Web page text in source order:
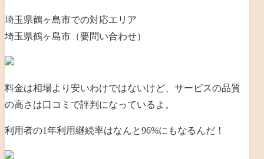
埼玉県鶴ヶ島市での対応エリア
埼玉県鶴ヶ島市（要問い合わせ）
料金は相場より安いわけではないけど、サービスの品質
の高さは口コミで評判になっているよ。
利用者の1年利用継続率はなんと96%にもなるんだ！